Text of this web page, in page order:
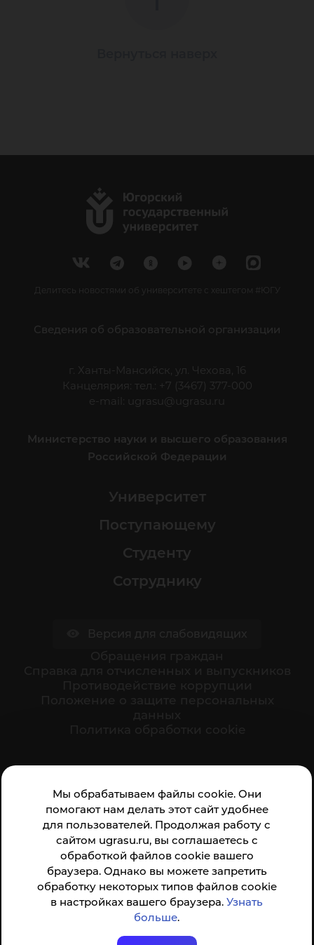
Мы обрабатываем файлы cookie. Они
помогают нам делать этот сайт удобнее
для пользователей. Продолжая работу с
сайтом ugrasu.ru, вы соглашаетесь с
обработкой файлов cookie вашего
браузера. Однако вы можете запретить
обработку некоторых типов файлов cookie
в настройках вашего браузера.Узнать
больше.
Делитесь новостями об университете с хештегом #ЮГУ
Сведения об образовательной организации
г. Ханты-Мансийск, ул. Чехова, 16
Канцелярия: тел.: +7 (3467) 377-000
e-mail:
ugrasu@ugrasu.ru
Министерство науки и высшего образования
Российской Федерации
Университет
Поступающему
Студенту
Сотруднику
организации:
Анкета доступна по QR-коду, а так же по прямой
ссылке